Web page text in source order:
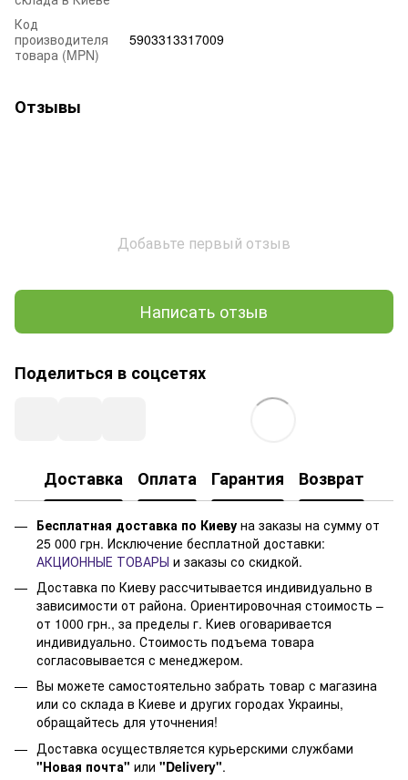
Код
производителя
товара (MPN)
5903313317009
Отзывы
Добавьте первый отзыв
Написать отзыв
Поделиться в соцсетях
Доставка Оплата Гарантия Возврат
Бесплатная доставка по Киеву на заказы на сумму от
25 000 грн. Исключение бесплатной доставки:
АКЦИОННЫЕ ТОВАРЫ и заказы со скидкой.
Доставка по Киеву рассчитывается индивидуально в
зависимости от района. Ориентировочная стоимость –
от 1000 грн., за пределы г. Киев оговаривается
индивидуально. Стоимость подъема товара
согласовывается с менеджером.
Вы можете самостоятельно забрать товар с магазина
или со склада в Киеве и других городах Украины,
обращайтесь для уточнения!
Доставка осуществляется курьерскими службами
"Новая почта" или "Delivery".